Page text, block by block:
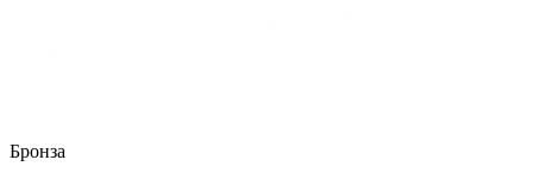
Бронза